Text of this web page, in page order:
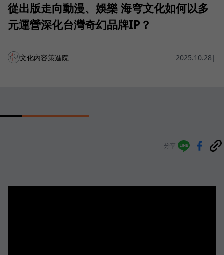
從出版走向動漫、娛樂 海穹文化如何以多
元運營深化台灣奇幻品牌IP？
文化內容策進院 2025.10.28 |
分享